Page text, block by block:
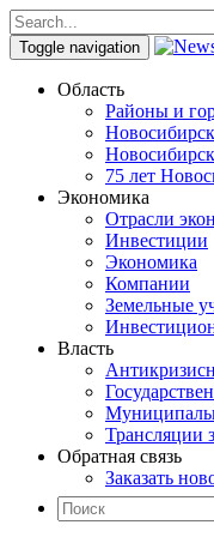
Toggle navigation
Область
Районы и
Новосибирск
75 лет
Экономика
Отрасли
Инвестиции
Экономика
Компании
Земельные
Власть
Трансляции
Обратная связь
Заказать